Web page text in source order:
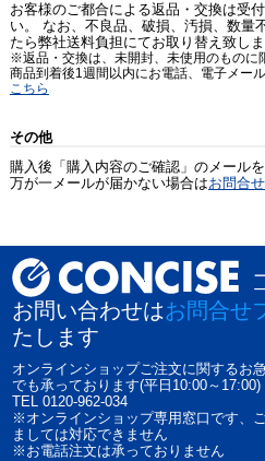
お客様のご都合による返品・交換は受
い。 なお、不良品、破損、汚損、数量
たら弊社送料負担にてお取り替え致しま
※返品・交換は、未開封、未使用のものに
商品到着後1週間以内にお電話、電子メー
こちら
その他
購入後「購入内容のご確認」のメールを
万が一メールが届かない場合はお問合
お問い合わせはお問合せ
たします
オンラインショップご注文に関するお
でも承っております(平日10:00～17:00)
TEL 0120-962-034
※オンラインショップ専用窓口です、
ましては対応できません
※お電話注文は承っておりません